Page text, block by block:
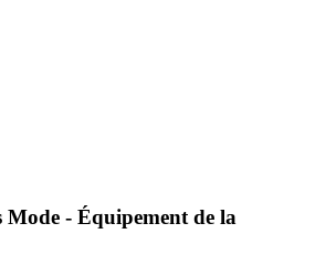
Mode - Équipement de la